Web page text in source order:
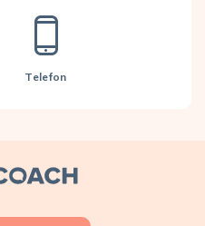
Telefon
Open Coach